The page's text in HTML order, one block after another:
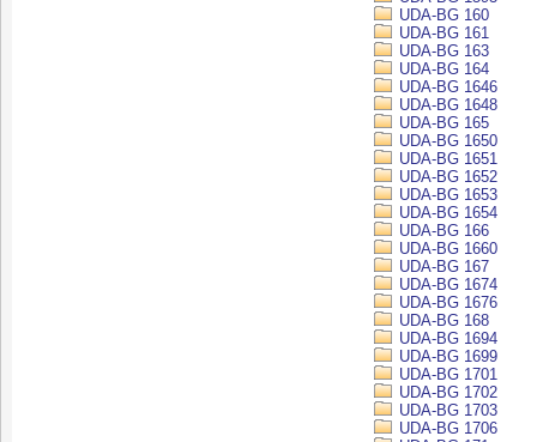
UDA-BG 160
UDA-BG 161
UDA-BG 163
UDA-BG 164
UDA-BG 1646
UDA-BG 1648
UDA-BG 165
UDA-BG 1650
UDA-BG 1651
UDA-BG 1652
UDA-BG 1653
UDA-BG 1654
UDA-BG 166
UDA-BG 1660
UDA-BG 167
UDA-BG 1674
UDA-BG 1676
UDA-BG 168
UDA-BG 1694
UDA-BG 1699
UDA-BG 1701
UDA-BG 1702
UDA-BG 1703
UDA-BG 1706